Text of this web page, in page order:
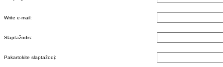
Write e-mail:
Slaptažodis:
Pakartokite slaptažodį: